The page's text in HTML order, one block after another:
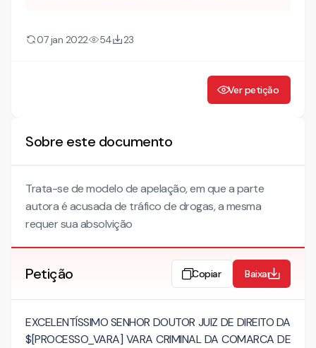
07 jan 2022 54 23
Ver petição
Sobre este documento
Trata-se de modelo de apelação, em que a parte
autora é acusada de tráfico de drogas, a mesma
requer sua absolvição
Petição Copiar Baixar
EXCELENTÍSSIMO SENHOR DOUTOR JUIZ DE DIREITO DA
$[PROCESSO_VARA] VARA CRIMINAL DA COMARCA DE